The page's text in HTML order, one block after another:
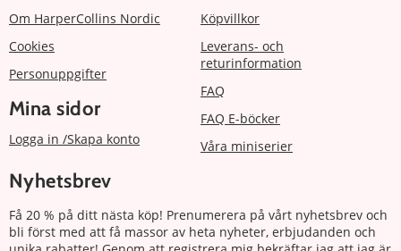
Om HarperCollins Nordic
Cookies
Personuppgifter
Mina sidor
Logga in /Skapa konto
Köpvillkor
Leverans- och
returinformation
FAQ
FAQ E-böcker
Våra miniserier
Nyhetsbrev
Få 20 % på ditt nästa köp! Prenumerera på vårt nyhetsbrev och
bli först med att få massor av heta nyheter, erbjudanden och